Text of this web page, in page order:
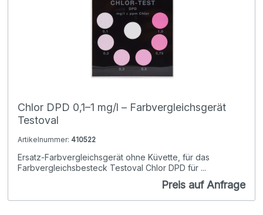
Chlor DPD 0,1–1 mg/l – Farbvergleichsgerät
Testoval
Artikelnummer: 410522
Ersatz-Farbvergleichsgerät ohne Küvette, für das
Farbvergleichsbesteck Testoval Chlor DPD für ...
Preis auf Anfrage